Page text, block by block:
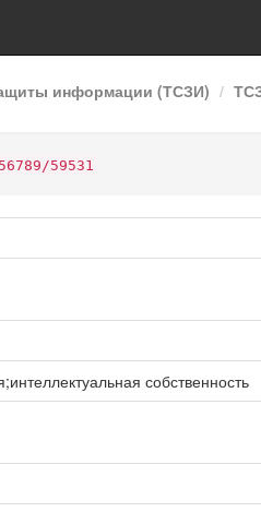
информации (ТСЗИ)
59531
собственность